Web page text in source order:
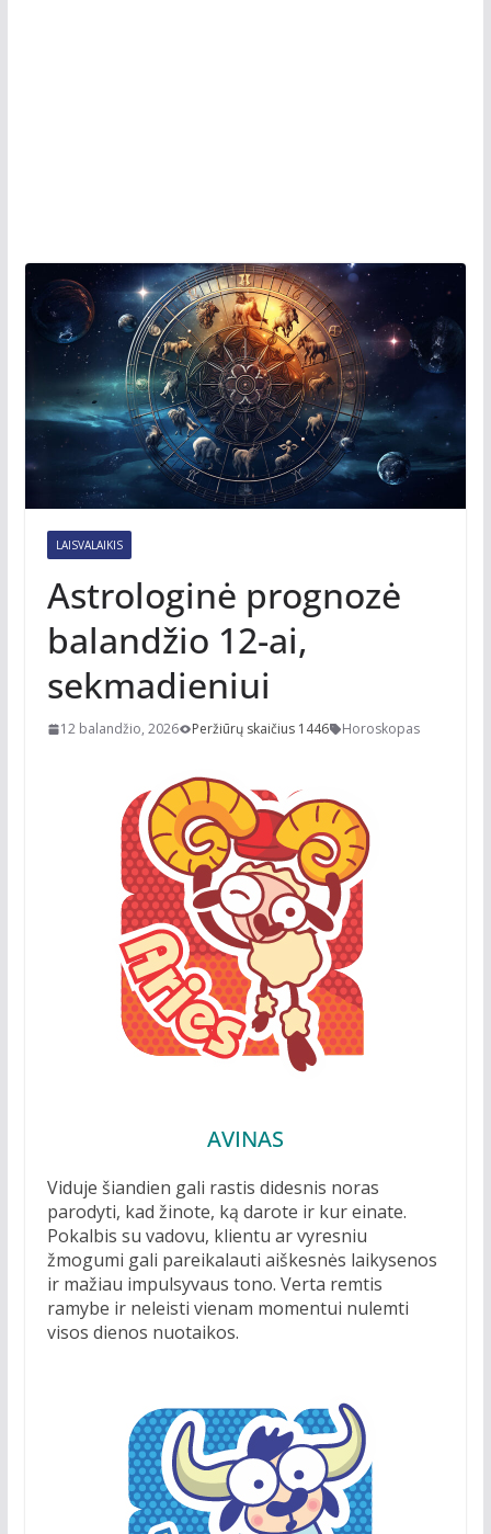
LAISVALAIKIS
Astrologinė prognozė
balandžio 12-ai,
sekmadieniui
12 balandžio, 2026 Peržiūrų skaičius 1446 Horoskopas
AVINAS
Viduje šiandien gali rastis didesnis noras
parodyti, kad žinote, ką darote ir kur einate.
Pokalbis su vadovu, klientu ar vyresniu
žmogumi gali pareikalauti aiškesnės laikysenos
ir mažiau impulsyvaus tono. Verta remtis
ramybe ir neleisti vienam momentui nulemti
visos dienos nuotaikos.